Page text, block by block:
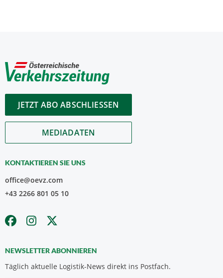
JETZT ABO ABSCHLIESSEN
MEDIADATEN
KONTAKTIEREN SIE UNS
office@oevz.com
+43 2266 801 05 10
NEWSLETTER ABONNIEREN
Täglich aktuelle Logistik-News direkt ins Postfach.